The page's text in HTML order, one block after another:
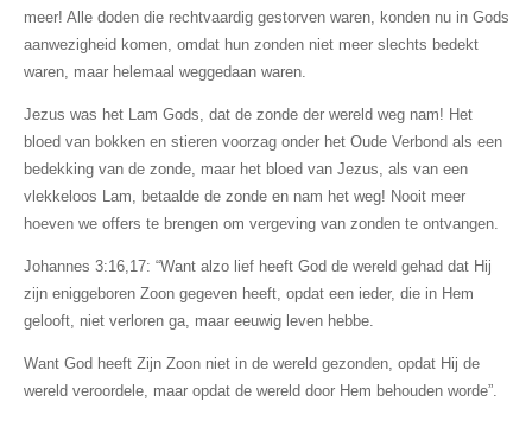
meer! Alle doden die rechtvaardig gestorven waren, konden nu in Gods
aanwezigheid komen, omdat hun zonden niet meer slechts bedekt
waren, maar helemaal weggedaan waren.
Jezus was het Lam Gods, dat de zonde der wereld weg nam! Het
bloed van bokken en stieren voorzag onder het Oude Verbond als een
bedekking van de zonde, maar het bloed van Jezus, als van een
vlekkeloos Lam, betaalde de zonde en nam het weg! Nooit meer
hoeven we offers te brengen om vergeving van zonden te ontvangen.
Johannes 3:16,17: “Want alzo lief heeft God de wereld gehad dat Hij
zijn eniggeboren Zoon gegeven heeft, opdat een ieder, die in Hem
gelooft, niet verloren ga, maar eeuwig leven hebbe.
Want God heeft Zijn Zoon niet in de wereld gezonden, opdat Hij de
wereld veroordele, maar opdat de wereld door Hem behouden worde”.